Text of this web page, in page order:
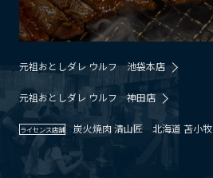
元祖おとしダレ ウルフ 池袋本店
元祖おとしダレ ウルフ 神田店
ライセンス店舗 炭火焼肉 清山匠 北海道 苫小牧